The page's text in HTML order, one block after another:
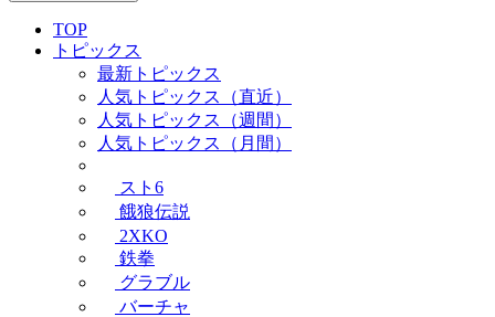
TOP
トピックス
最新トピックス
人気トピックス（直近）
人気トピックス（週間）
人気トピックス（月間）
スト6
餓狼伝説
2XKO
鉄拳
グラブル
バーチャ